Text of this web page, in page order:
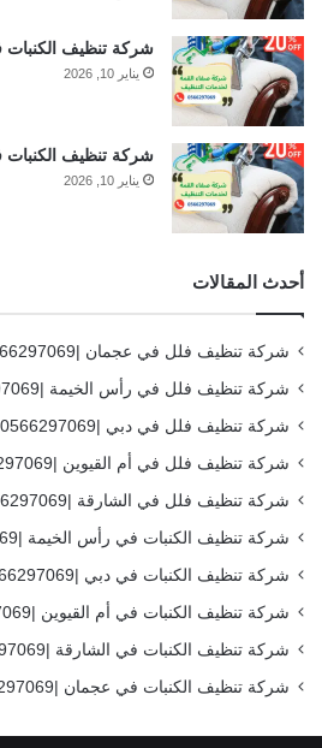
شركة تنظيف الكنبات في
يناير 10, 2026
شركة تنظيف الكنبات في
يناير 10, 2026
أحدث المقالات
شركة تنظيف فلل في عجمان |0566297069
شركة تنظيف فلل في رأس الخيمة |0566297069
شركة تنظيف فلل في دبي |0566297069
شركة تنظيف فلل في أم القيوين |0566297069
شركة تنظيف فلل في الشارقة |0566297069
شركة تنظيف الكنبات في رأس الخيمة |0566297069
شركة تنظيف الكنبات في دبي |0566297069
شركة تنظيف الكنبات في أم القيوين |0566297069
شركة تنظيف الكنبات في الشارقة |0566297069
شركة تنظيف الكنبات في عجمان |0566297069